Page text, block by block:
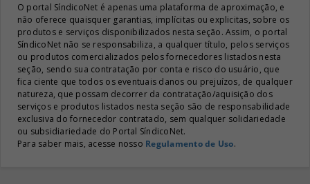
O portal SíndicoNet é apenas uma plataforma de aproximação, e
não oferece quaisquer garantias, implícitas ou explicitas, sobre os
produtos e serviços disponibilizados nesta seção. Assim, o portal
SíndicoNet não se responsabiliza, a qualquer título, pelos serviços
ou produtos comercializados pelos fornecedores listados nesta
seção, sendo sua contratação por conta e risco do usuário, que
fica ciente que todos os eventuais danos ou prejuízos, de qualquer
natureza, que possam decorrer da contratação/aquisição dos
serviços e produtos listados nesta seção são de responsabilidade
exclusiva do fornecedor contratado, sem qualquer solidariedade
ou subsidiariedade do Portal SíndicoNet.
Para saber mais, acesse nosso Regulamento de Uso.